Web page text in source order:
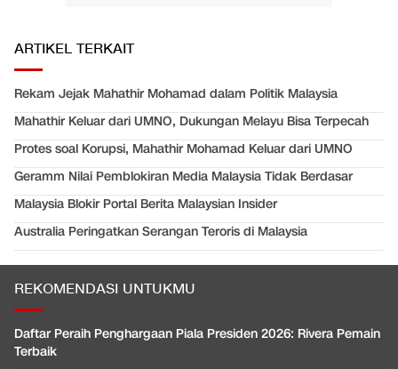
ARTIKEL TERKAIT
Rekam Jejak Mahathir Mohamad dalam Politik Malaysia
Mahathir Keluar dari UMNO, Dukungan Melayu Bisa Terpecah
Protes soal Korupsi, Mahathir Mohamad Keluar dari UMNO
Geramm Nilai Pemblokiran Media Malaysia Tidak Berdasar
Malaysia Blokir Portal Berita Malaysian Insider
Australia Peringatkan Serangan Teroris di Malaysia
REKOMENDASI UNTUKMU
Daftar Peraih Penghargaan Piala Presiden 2026: Rivera Pemain
Terbaik